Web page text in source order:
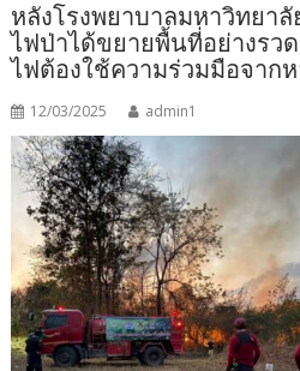
หลังโรงพยาบาลมหาวิทยาลั
ไฟป่าได้ขยายพื้นที่อย่างรว
ไฟต้องใช้ความร่วมมือจาก
12/03/2025 admin1